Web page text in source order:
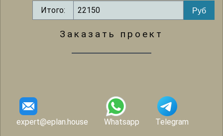
Итого:
Заказать проект
expert@eplan.house Whatsapp Telegram